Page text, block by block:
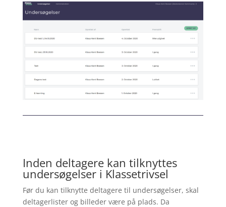
Inden deltagere kan tilknyttes
undersøgelser i Klassetrivsel
Før du kan tilknytte deltagere til undersøgelser, skal
deltagerlister og billeder være på plads. Da